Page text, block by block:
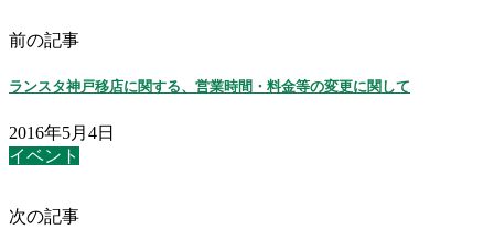
前の記事
ランスタ神戸移店に関する、営業時間・料金等の変更に関して
2016年5月4日
イベント
次の記事